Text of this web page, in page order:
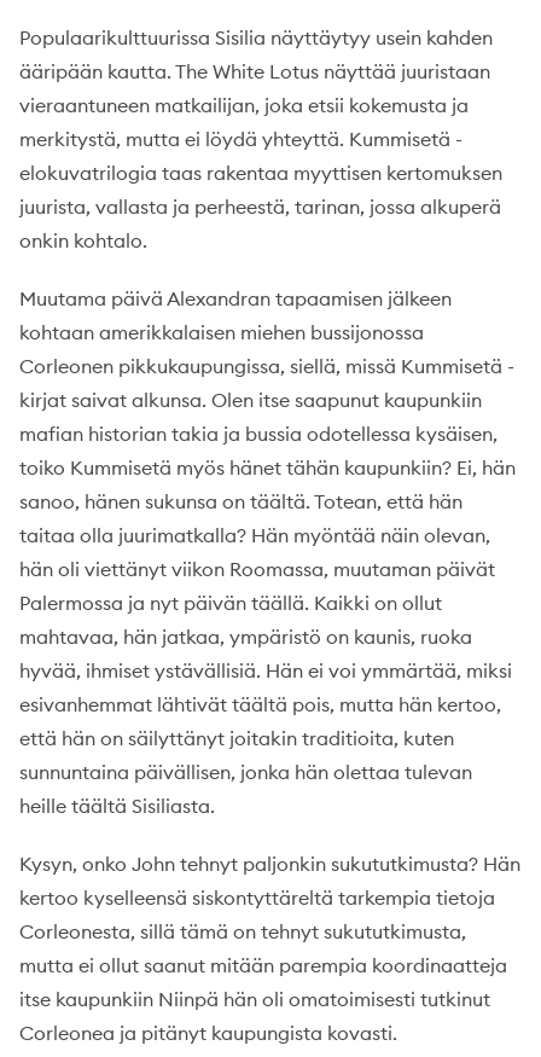
Populaarikulttuurissa Sisilia näyttäytyy usein kahden
ääripään kautta. The White Lotus näyttää juuristaan
vieraantuneen matkailijan, joka etsii kokemusta ja
merkitystä, mutta ei löydä yhteyttä. Kummisetä -
elokuvatrilogia taas rakentaa myyttisen kertomuksen
juurista, vallasta ja perheestä, tarinan, jossa alkuperä
onkin kohtalo.
Muutama päivä Alexandran tapaamisen jälkeen
kohtaan amerikkalaisen miehen bussijonossa
Corleonen pikkukaupungissa, siellä, missä Kummisetä -
kirjat saivat alkunsa. Olen itse saapunut kaupunkiin
mafian historian takia ja bussia odotellessa kysäisen,
toiko Kummisetä myös hänet tähän kaupunkiin? Ei, hän
sanoo, hänen sukunsa on täältä. Totean, että hän
taitaa olla juurimatkalla? Hän myöntää näin olevan,
hän oli viettänyt viikon Roomassa, muutaman päivät
Palermossa ja nyt päivän täällä. Kaikki on ollut
mahtavaa, hän jatkaa, ympäristö on kaunis, ruoka
hyvää, ihmiset ystävällisiä. Hän ei voi ymmärtää, miksi
esivanhemmat lähtivät täältä pois, mutta hän kertoo,
että hän on säilyttänyt joitakin traditioita, kuten
sunnuntaina päivällisen, jonka hän olettaa tulevan
heille täältä Sisiliasta.
Kysyn, onko John tehnyt paljonkin sukututkimusta? Hän
kertoo kyselleensä siskontyttäreltä tarkempia tietoja
Corleonesta, sillä tämä on tehnyt sukututkimusta,
mutta ei ollut saanut mitään parempia koordinaatteja
itse kaupunkiin Niinpä hän oli omatoimisesti tutkinut
Corleonea ja pitänyt kaupungista kovasti.